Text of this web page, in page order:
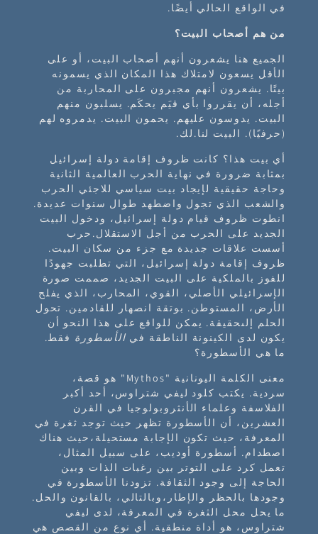
في الواقع الحالي أيضًا.
من هم أصحاب البيت؟
الجميع هنا يشعرون أنهم أصحاب البيت، أو على
الأقل يسعون لامتلاك هذا المكان الذي يسمونه
بيتًا. يشعرون أنهم مجبرون على المحاربة من
أجله، أن يقرروا بأي قيَم يحكَم. يسلبون منهم
البيت. يدوسون عليهم. يحمون البيت. يدمروه لهم
(حرفيًا). البيت لنا.لك.
أي بيت هذا؟ كانت ظروف إقامة دولة إسرائيل
بمثابة ضرورة في نهاية الحرب العالمية الثانية
وحاجة حقيقية لإيجاد بيت سياسي للاجئي الحرب
والشعب الذي تجول واضطهد طوال سنوات عديدة.
انطوت ظروف قيام دولة إسرائيل، ودخول البيت
الجديد على الحرب من أجل الاستقلال.حرب
أسست علاقات جديدة مع جزء من سكان البيت.
ظروف إقامة دولة إسرائيل، التي تطلبت جهودًا
للفوز بالملكية على البيت الجديد، صممت صورة
الإسرائيلي الأصلي، القوي، المحارب، الذي يفلح
الأرض، المستوطن. بوتقة انصهار للقادمين. تحول
الحلم إلىحقيقة. يمكن للواقع على هذا النحو أن
يكون لدى الكينونة الناطقة فيالأسطورة فقط.
ما هي الأسطورة؟
معنى الكلمة اليونانية "Mythos" هو قصة،
سردية. يكتب كلود ليفي شتراوس، أحد أكبر
الفلاسفة وعلماء الأنثروبولوجيا في القرن
العشرين، أن الأسطورة تظهر حيث توجد ثغرة في
المعرفة، حيث تكون الإجابة مستحيلة،حيث هناك
اصطدام. أسطورة أوديب، على سبيل المثال،
تعمل كرد على التوتر بين رغبات الذات وبين
الحاجة إلى وجود الثقافة. تزودنا الأسطورة في
وجودها بالحظر والإطار،وبالتالي، بالقانون والحل.
ما يحل محل الثغرة في المعرفة، لدى ليفي
شتراوس، هو أداة منطقية. أي نوع من القصص هي